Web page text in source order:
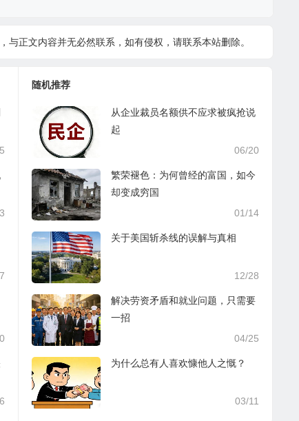
与正文内容并无必然联系，如有侵权，请联系本站删除。
随机推荐
从企业裁员名额供不应求被疯抢说
起
06/20
繁荣褪色：为何曾经的富国，如今
却变成穷国
01/14
关于美国斩杀线的误解与真相
12/28
解决劳资矛盾和就业问题，只需要
一招
04/25
为什么总有人喜欢慷他人之慨？
03/11